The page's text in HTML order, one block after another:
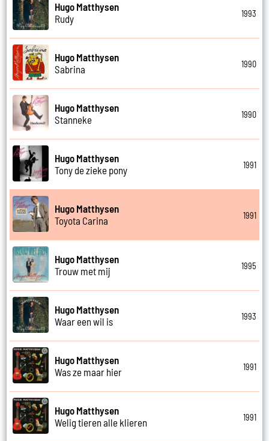
Hugo Matthysen
Rudy
1993
Hugo Matthysen
Sabrina
1990
Hugo Matthysen
Stanneke
1990
Hugo Matthysen
Tony de zieke pony
1991
Hugo Matthysen
Toyota Carina
1991
Hugo Matthysen
Trouw met mij
1995
Hugo Matthysen
Waar een wil is
1993
Hugo Matthysen
Was ze maar hier
1991
Hugo Matthysen
Welig tieren alle klieren
1991